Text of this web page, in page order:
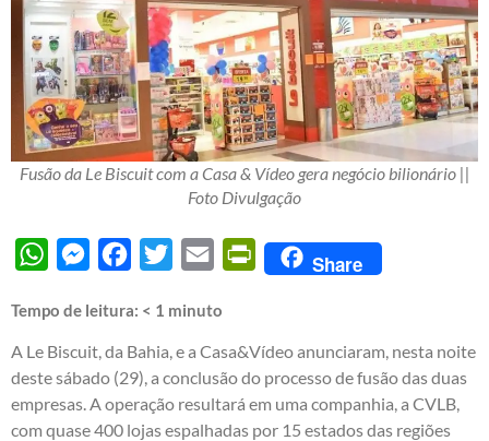
Fusão da Le Biscuit com a Casa & Vídeo gera negócio bilionário ||
Foto Divulgação
WhatsAppMessengerFacebook
Twitter Email PrintFriendly
Share
Tempo de leitura: < 1 minuto
A Le Biscuit, da Bahia, e a Casa&Vídeo anunciaram, nesta noite
deste sábado (29), a conclusão do processo de fusão das duas
empresas. A operação resultará em uma companhia, a CVLB,
com quase 400 lojas espalhadas por 15 estados das regiões